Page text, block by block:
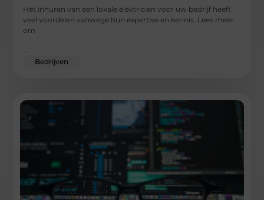
Het inhuren van een lokale elektricien voor uw bedrijf heeft
veel voordelen vanwege hun expertise en kennis. Lees meer
om
Bedrijven